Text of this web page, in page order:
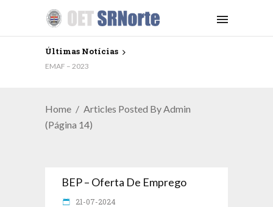
Últimas Notícias
EMAF – 2023
Home
Articles Posted By Admin
(Página 14)
BEP – Oferta De Emprego
21-07-2024